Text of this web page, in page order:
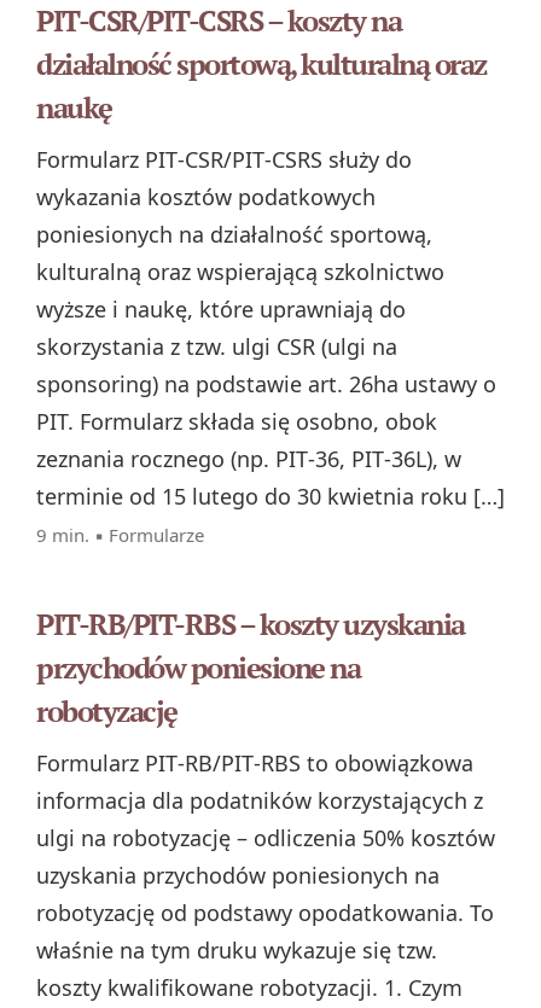
PIT-CSR/PIT-CSRS – koszty na
działalność sportową, kulturalną oraz
naukę
Formularz PIT‑CSR/PIT‑CSRS służy do
wykazania kosztów podatkowych
poniesionych na działalność sportową,
kulturalną oraz wspierającą szkolnictwo
wyższe i naukę, które uprawniają do
skorzystania z tzw. ulgi CSR (ulgi na
sponsoring) na podstawie art. 26ha ustawy o
PIT. Formularz składa się osobno, obok
zeznania rocznego (np. PIT‑36, PIT‑36L), w
terminie od 15 lutego do 30 kwietnia roku […]
9 min. ▪ Formularze
PIT-RB/PIT-RBS – koszty uzyskania
przychodów poniesione na
robotyzację
Formularz PIT‑RB/PIT‑RBS to obowiązkowa
informacja dla podatników korzystających z
ulgi na robotyzację – odliczenia 50% kosztów
uzyskania przychodów poniesionych na
robotyzację od podstawy opodatkowania. To
właśnie na tym druku wykazuje się tzw.
koszty kwalifikowane robotyzacji. 1. Czym